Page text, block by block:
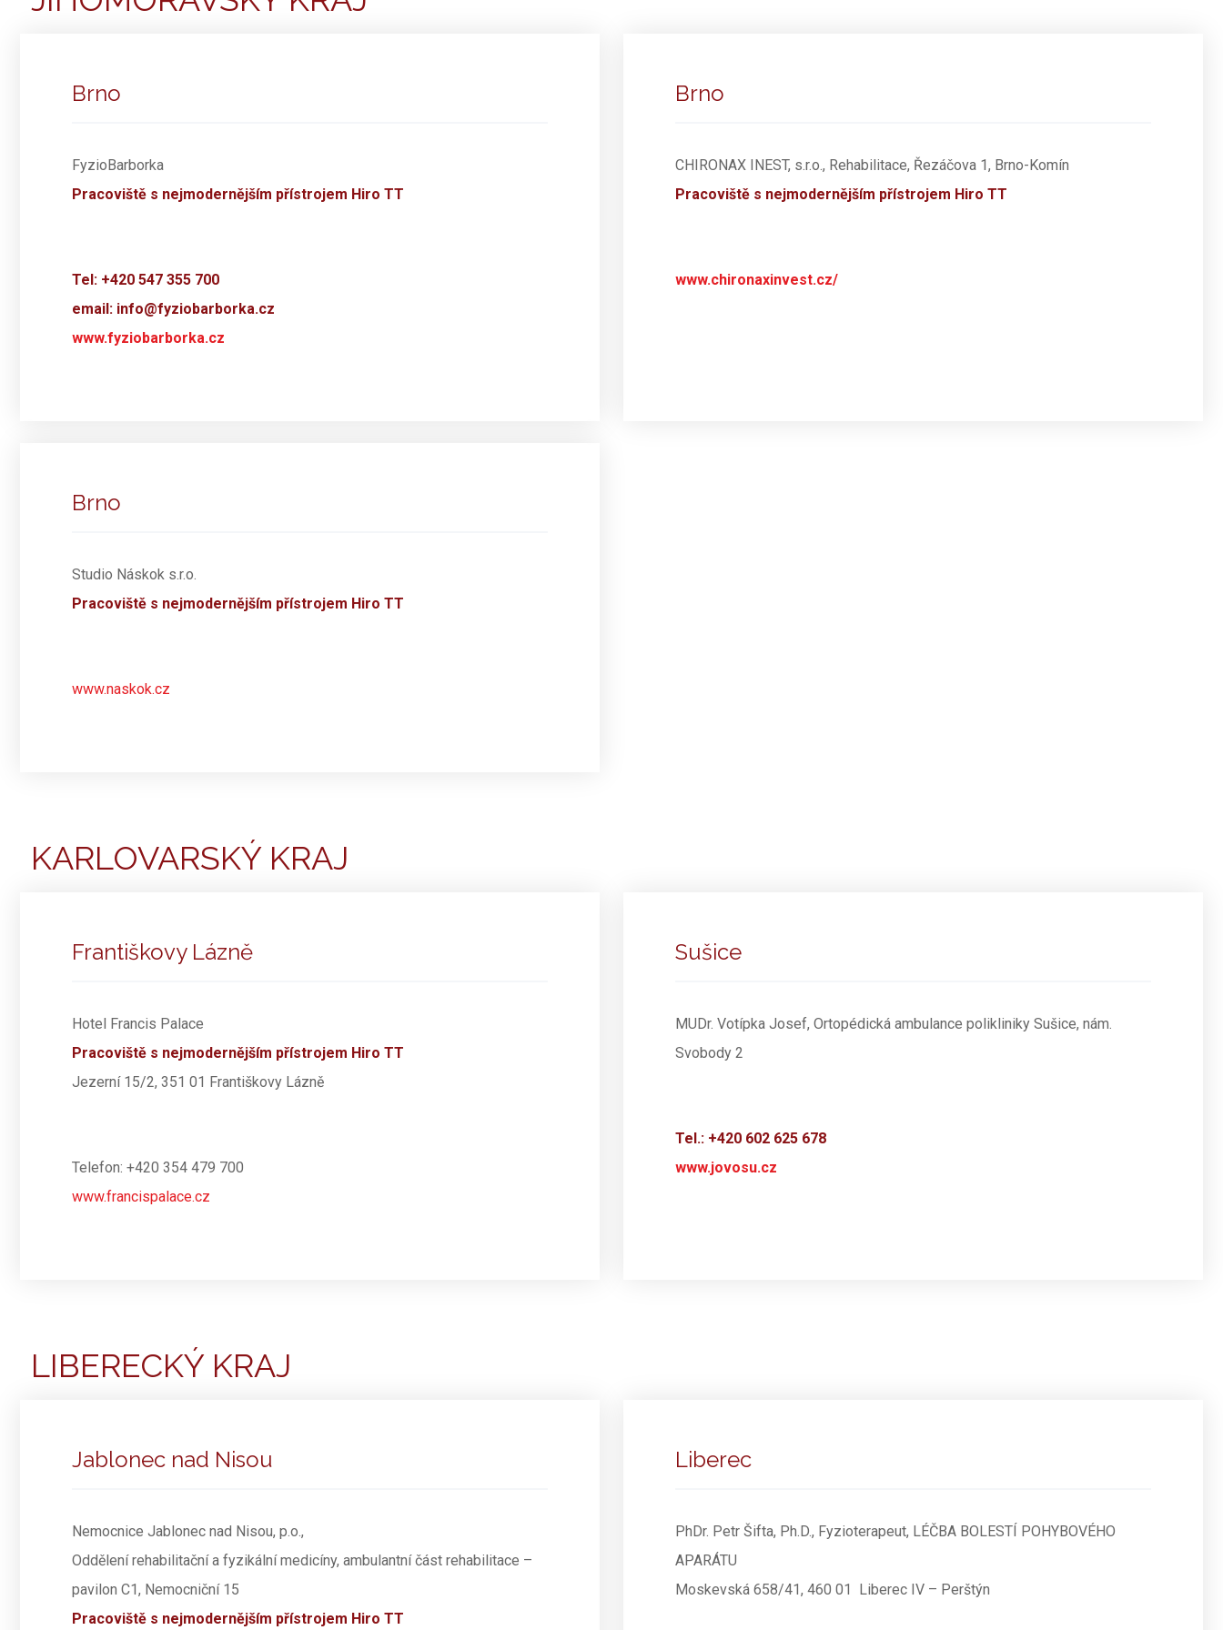
Brno
FyzioBarborka
Pracoviště s nejmodernějším přístrojem Hiro TT
Tel: +420 547 355 700
email: info@fyziobarborka.cz
www.fyziobarborka.cz
Brno
CHIRONAX INEST, s.r.o., Rehabilitace, Řezáčova 1, Brno-Komín
Pracoviště s nejmodernějším přístrojem Hiro TT
www.chironaxinvest.cz/
Brno
Studio Náskok s.r.o.
Pracoviště s nejmodernějším přístrojem Hiro TT
www.naskok.cz
KARLOVARSKÝ KRAJ
Františkovy Lázně
Hotel Francis Palace
Pracoviště s nejmodernějším přístrojem Hiro TT
Jezerní 15/2, 351 01 Františkovy Lázně
Telefon: +420 354 479 700
www.francispalace.cz
Sušice
MUDr. Votípka Josef, Ortopédická ambulance polikliniky Sušice, nám.
Svobody 2
Tel.: +420 602 625 678
www.jovosu.cz
LIBERECKÝ KRAJ
Jablonec nad Nisou
Nemocnice Jablonec nad Nisou, p.o.,
Oddělení rehabilitační a fyzikální medicíny, ambulantní část rehabilitace –
pavilon C1, Nemocniční 15
Pracoviště s nejmodernějším přístrojem Hiro TT
Liberec
PhDr. Petr Šifta, Ph.D., Fyzioterapeut, LÉČBA BOLESTÍ POHYBOVÉHO
APARÁTU
Moskevská 658/41, 460 01 Liberec IV – Perštýn